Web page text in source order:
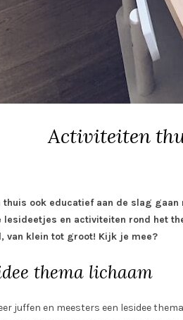
Activiteiten
thuis ook educatief aan de slag
lesideetjes en activiteiten rond het
van klein tot groot! Kijk je mee?
thema lichaam
juffen en meesters een lesidee